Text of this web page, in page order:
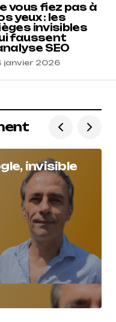
vous fiez pas à
yeux : les
invisibles
faussent
SEO
janvier 2026
invisible